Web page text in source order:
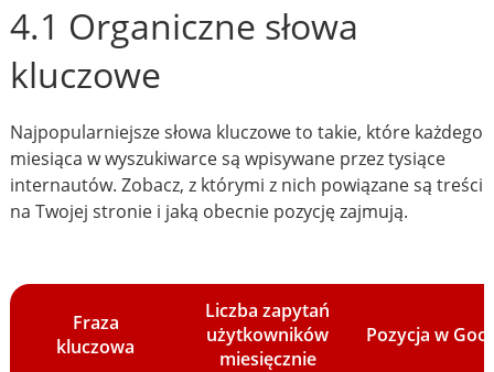
4.1 Organiczne słowa
kluczowe
Najpopularniejsze słowa kluczowe to takie, które każdego
miesiąca w wyszukiwarce są wpisywane przez tysiące
internautów. Zobacz, z którymi z nich powiązane są treści
na Twojej stronie i jaką obecnie pozycję zajmują.
Fraza
kluczowa
Liczba zapytań
użytkowników
miesięcznie
Pozycja w